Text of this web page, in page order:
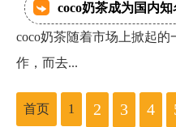
coco奶茶成为国内
coco奶茶随着市场上掀起
作，而去...
首页 1 2 3 4